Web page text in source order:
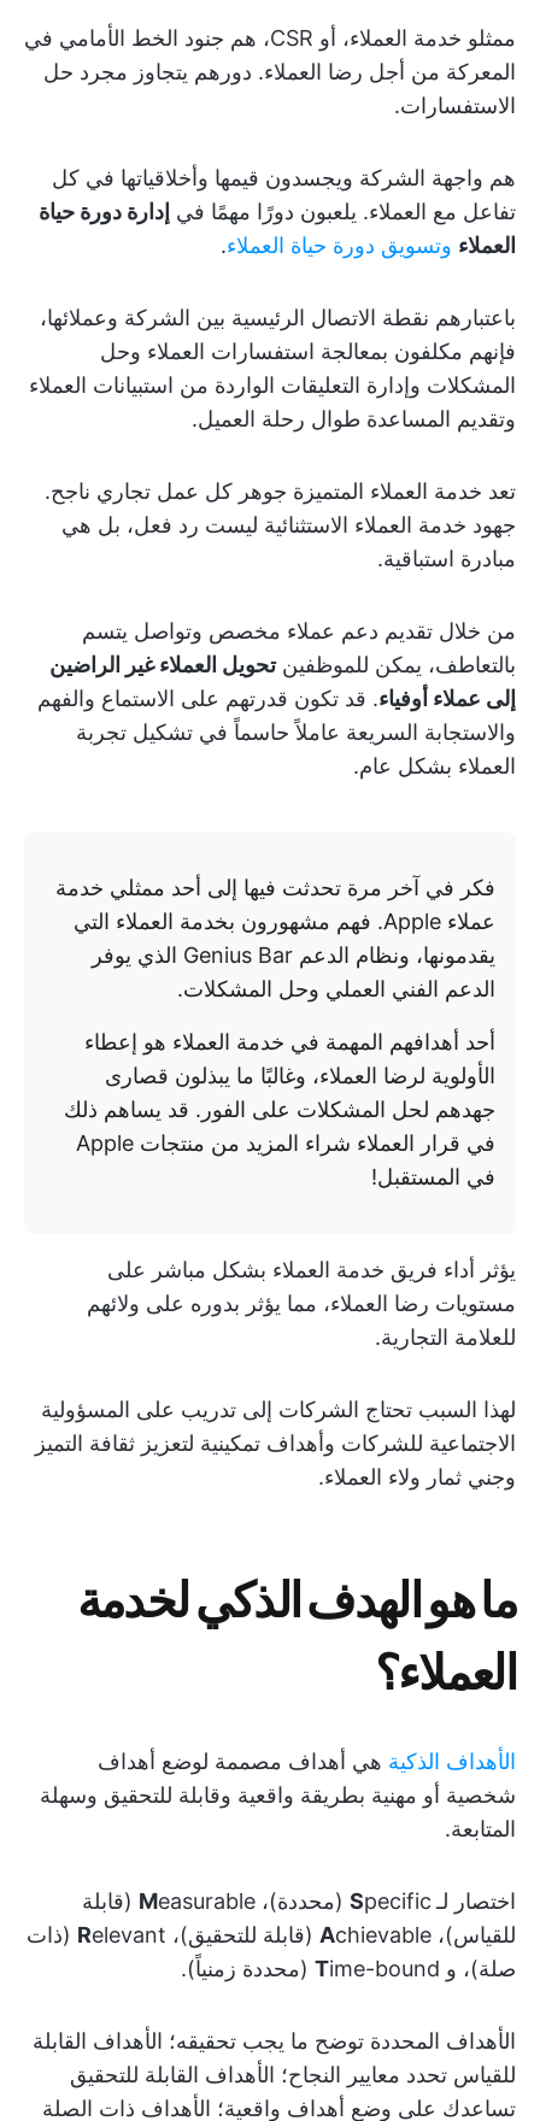
ممثلو خدمة العملاء، أو CSR، هم جنود الخط الأمامي في
المعركة من أجل رضا العملاء. دورهم يتجاوز مجرد حل
الاستفسارات.
هم واجهة الشركة ويجسدون قيمها وأخلاقياتها في كل
تفاعل مع العملاء. يلعبون دورًا مهمًا في إدارة دورة حياة
العملاء وتسويق دورة حياة العملاء.
باعتبارهم نقطة الاتصال الرئيسية بين الشركة وعملائها،
فإنهم مكلفون بمعالجة استفسارات العملاء وحل
المشكلات وإدارة التعليقات الواردة من استبيانات العملاء
وتقديم المساعدة طوال رحلة العميل.
تعد خدمة العملاء المتميزة جوهر كل عمل تجاري ناجح.
جهود خدمة العملاء الاستثنائية ليست رد فعل، بل هي
مبادرة استباقية.
من خلال تقديم دعم عملاء مخصص وتواصل يتسم
بالتعاطف، يمكن للموظفينتحويل العملاء غير الراضين
إلى عملاء أوفياء. قد تكون قدرتهم على الاستماع والفهم
والاستجابة السريعة عاملاً حاسماً في تشكيل تجربة
العملاء بشكل عام.
فكر في آخر مرة تحدثت فيها إلى أحد ممثلي خدمة
عملاء Apple. فهم مشهورون بخدمة العملاء التي
يقدمونها، ونظام الدعم Genius Bar الذي يوفر
الدعم الفني العملي وحل المشكلات.
أحد أهدافهم المهمة في خدمة العملاء هو إعطاء
الأولوية لرضا العملاء، وغالبًا ما يبذلون قصارى
جهدهم لحل المشكلات على الفور. قد يساهم ذلك
في قرار العملاء شراء المزيد من منتجات Apple
في المستقبل!
يؤثر أداء فريق خدمة العملاء بشكل مباشر على
مستويات رضا العملاء، مما يؤثر بدوره على ولائهم
للعلامة التجارية.
لهذا السبب تحتاج الشركات إلى تدريب على المسؤولية
الاجتماعية للشركات وأهداف تمكينية لتعزيز ثقافة التميز
وجني ثمار ولاء العملاء.
ما هو الهدف الذكي لخدمة
العملاء؟
الأهداف الذكية هي أهداف مصممة لوضع أهداف
شخصية أو مهنية بطريقة واقعية وقابلة للتحقيق وسهلة
المتابعة.
اختصار لـ pecific (محددة)، M easurable (قابلة
للقياس)،
Achievable (قابلة للتحقيق)، R elevant (ذات
صلة)، و
Time-bound (محددة زمنياً).
الأهداف المحددة توضح ما يجب تحقيقه؛ الأهداف القابلة
للقياس تحدد معايير النجاح؛ الأهداف القابلة للتحقيق
تساعدك على وضع أهداف واقعية؛ الأهداف ذات الصلة